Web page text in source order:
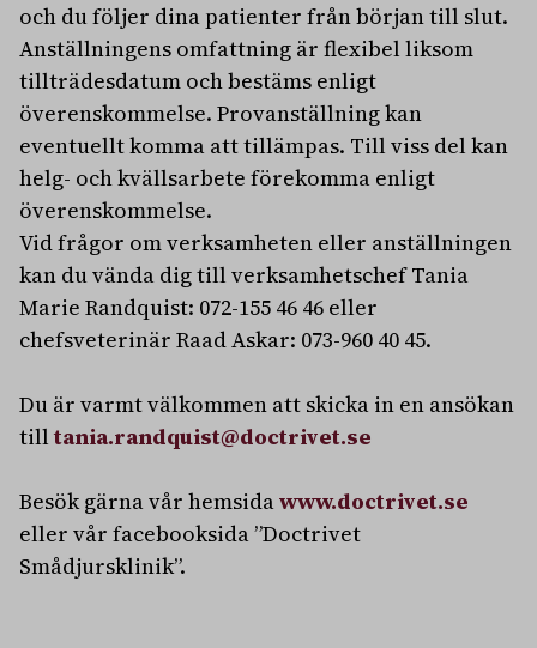
och du följer dina patienter från början till slut.
Anställningens omfattning är flexibel liksom
tillträdesdatum och bestäms enligt
överenskommelse. Provanställning kan
eventuellt komma att tillämpas. Till viss del kan
helg- och kvällsarbete förekomma enligt
överenskommelse.
Vid frågor om verksamheten eller anställningen
kan du vända dig till verksamhetschef Tania
Marie Randquist: 072-155 46 46 eller
chefsveterinär Raad Askar: 073-960 40 45.
Du är varmt välkommen att skicka in en ansökan
tilltania.randquist@doctrivet.se
Besök gärna vår hemsidawww.doctrivet.se
eller vår facebooksida ”Doctrivet
Smådjursklinik”.